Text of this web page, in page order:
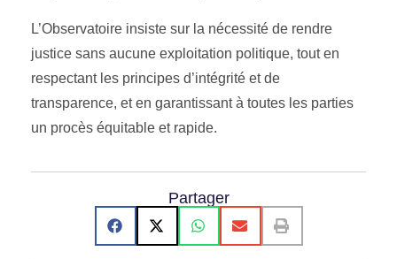
L’Observatoire insiste sur la nécessité de rendre
justice sans aucune exploitation politique, tout en
respectant les principes d’intégrité et de
transparence, et en garantissant à toutes les parties
un procès équitable et rapide.
Partager